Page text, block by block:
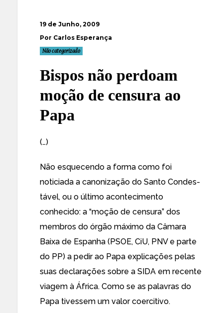
19 de Junho, 2009
Por Carlos Esperança
Não categorizado
Bispos não perdoam
moção de censura ao
Papa
(…)
Não esquecendo a forma como foi
noticiada a canonização do Santo Condes-
tável, ou o último acontecimento
conhecido: a “moção de censura” dos
membros do órgão máximo da Câmara
Baixa de Espanha (PSOE, CiU, PNV e parte
do PP) a pedir ao Papa explicações pelas
suas declarações sobre a SIDA em recente
viagem à África. Como se as palavras do
Papa tivessem um valor coercitivo.